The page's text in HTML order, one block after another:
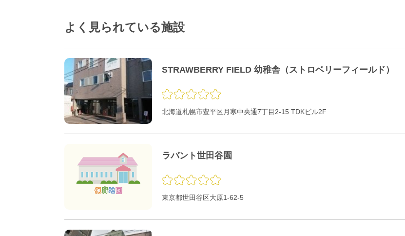
よく見られている施設
STRAWBERRY FIELD 幼稚舎（ストロベリーフィールド）
北海道札幌市豊平区月寒中央通7丁目2-15 TDKビル2F
ラバント世田谷園
東京都世田谷区大原1-62-5